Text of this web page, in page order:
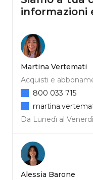
informazioni
Martina Vertemati
Acquisti e
Da Lunedì al
800 033 715
Alessia Barone